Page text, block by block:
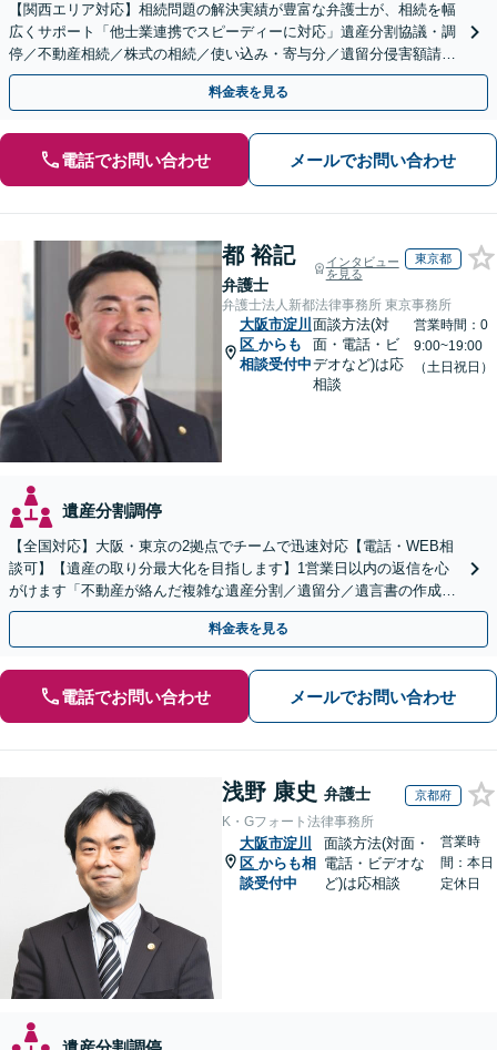
【関西エリア対応】相続問題の解決実績が豊富な弁護士が、相続を幅
広くサポート「他士業連携でスピーディーに対応」遺産分割協議・調
停／不動産相続／株式の相続／使い込み・寄与分／遺留分侵害額請求
／相続放棄（借金の相続）／遺言書作成
料金表を見る
電話でお問い合わせ メールでお問い合わせ
都 裕記
弁護士
インタビュー
を見る
東京都
弁護士法人新都法律事務所 東京事務所
大阪市淀川
区 からも
相談受付中
面談方法(対
面・電話・ビ
デオなど)は応
相談
営業時間：0
9:00~19:00
（土日祝日）
遺産分割調停
【全国対応】大阪・東京の2拠点でチームで迅速対応【電話・WEB相
談可】【遺産の取り分最大化を目指します】1営業日以内の返信を心
がけます「不動産が絡んだ複雑な遺産分割／遺留分／遺言書の作成・
執行／事業承継など、お任せください」【休日相談あり】
料金表を見る
電話でお問い合わせ メールでお問い合わせ
浅野 康史 弁護士 京都府
K・Gフォート法律事務所
大阪市淀川
区 からも相
談受付中
面談方法(対面・
電話・ビデオな
ど)は応相談
営業時
間：本日
定休日